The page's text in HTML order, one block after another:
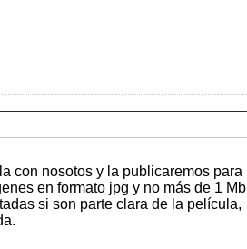
con nosotos y la publicaremos para
en formato jpg y no más de 1 Mb
si son parte clara de la película,